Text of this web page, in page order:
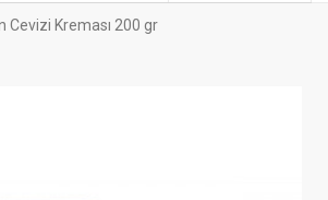
Cevizi Kreması 200 gr